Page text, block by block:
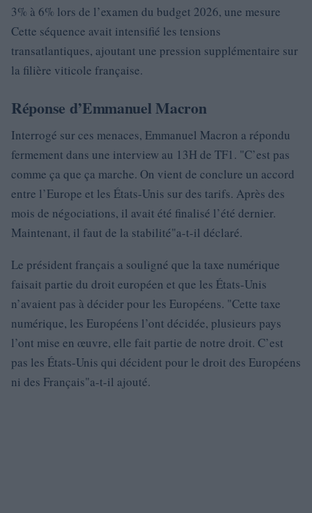
3% à 6% lors de l’examen du budget 2026, une mesure
Cette séquence avait intensifié les tensions
transatlantiques, ajoutant une pression supplémentaire sur
la filière viticole française.
Réponse d’Emmanuel Macron
Interrogé sur ces menaces, Emmanuel Macron a répondu
fermement dans une interview au 13H de TF1. C’est pas
comme ça que ça marche. On vient de conclure un accord
entre l’Europe et les États-Unis sur des tarifs. Après des
mois de négociations, il avait été finalisé l’été dernier.
Maintenant, il faut de la stabilité a-t-il déclaré.
Le président français a souligné que la taxe numérique
faisait partie du droit européen et que les États-Unis
n’avaient pas à décider pour les Européens. Cette taxe
numérique, les Européens l’ont décidée, plusieurs pays
l’ont mise en œuvre, elle fait partie de notre droit. C’est
pas les États-Unis qui décident pour le droit des Européens
ni des Français a-t-il ajouté.